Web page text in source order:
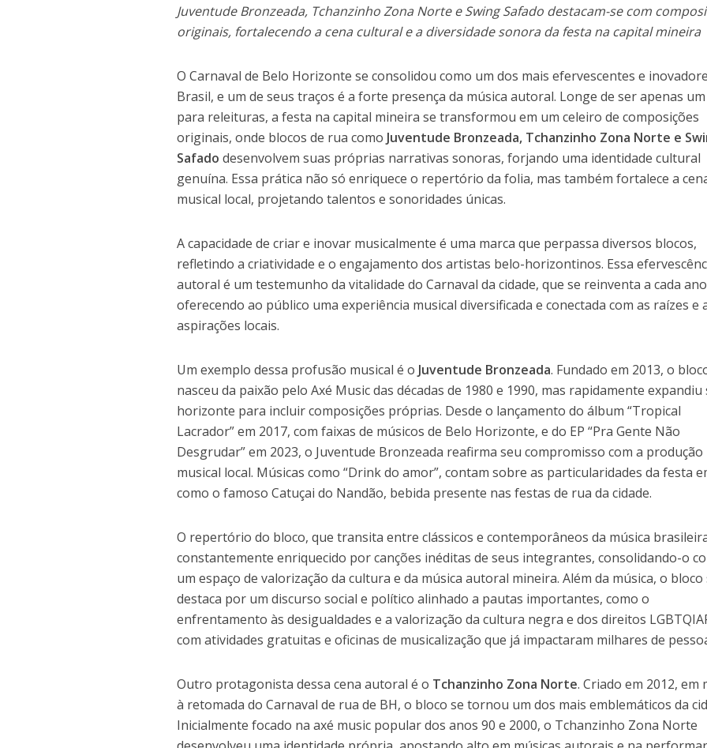
Juventude Bronzeada, Tchanzinho Zona Norte e Swing Safado destacam-se com
originais, fortalecendo a cena cultural e a diversidade sonora da festa na capital mineira
O Carnaval de Belo Horizonte se consolidou como um dos mais efervescentes e
Brasil, e um de seus traços é a forte presença da música autoral. Longe de ser apenas
para releituras, a festa na capital mineira se transformou em um celeiro de composições
originais, onde blocos de rua como Juventude Bronzeada, Tchanzinho Zona Norte e
Safado desenvolvem suas próprias narrativas sonoras, forjando uma identidade cultural
genuína. Essa prática não só enriquece o repertório da folia, mas também fortalece a
musical local, projetando talentos e sonoridades únicas.
A capacidade de criar e inovar musicalmente é uma marca que perpassa diversos blocos,
refletindo a criatividade e o engajamento dos artistas belo-horizontinos. Essa
autoral é um testemunho da vitalidade do Carnaval da cidade, que se reinventa a cada
oferecendo ao público uma experiência musical diversificada e conectada com as raízes e
aspirações locais.
Um exemplo dessa profusão musical é o Juventude Bronzeada. Fundado em 2013, o
nasceu da paixão pelo Axé Music das décadas de 1980 e 1990, mas rapidamente expandiu
horizonte para incluir composições próprias. Desde o lançamento do álbum “Tropical
Lacrador” em 2017, com faixas de músicos de Belo Horizonte, e do EP “Pra Gente Não
Desgrudar” em 2023, o Juventude Bronzeada reafirma seu compromisso com a produção
musical local. Músicas como “Drink do amor”, contam sobre as particularidades da festa
como o famoso Catuçai do Nandão, bebida presente nas festas de rua da cidade.
O repertório do bloco, que transita entre clássicos e contemporâneos da música
constantemente enriquecido por canções inéditas de seus integrantes, consolidando-o
um espaço de valorização da cultura e da música autoral mineira. Além da música, o bloco
destaca por um discurso social e político alinhado a pautas importantes, como o
enfrentamento às desigualdades e a valorização da cultura negra e dos direitos
com atividades gratuitas e oficinas de musicalização que já impactaram milhares de
Outro protagonista dessa cena autoral é o Tchanzinho Zona Norte. Criado em 2012, em
à retomada do Carnaval de rua de BH, o bloco se tornou um dos mais emblemáticos da
Inicialmente focado na axé music popular dos anos 90 e 2000, o Tchanzinho Zona Norte